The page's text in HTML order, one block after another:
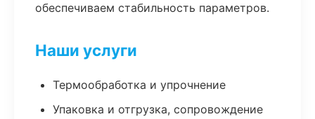
обеспечиваем стабильность параметров.
Наши услуги
Термообработка и упрочнение
Упаковка и отгрузка, сопровождение